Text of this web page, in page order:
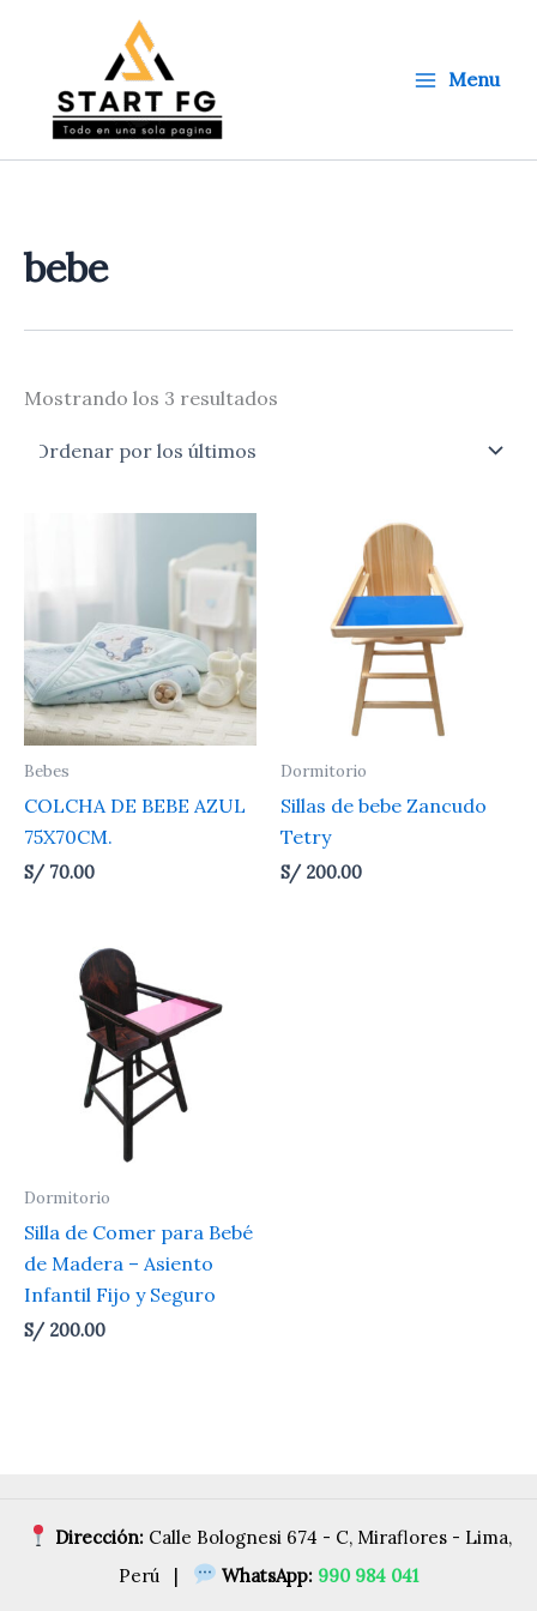
Menu
bebe
Mostrando los 3 resultados
Bebes
COLCHA DE BEBE AZUL
75X70CM.
S/70.00
Dormitorio
Sillas de bebe Zancudo
Tetry
S/200.00
Dormitorio
Silla de Comer para Bebé
de Madera – Asiento
Infantil Fijo y Seguro
S/200.00
Dirección:Calle Bolognesi 674 - C, Miraflores - Lima,
Perú |
WhatsApp: 990 984 041